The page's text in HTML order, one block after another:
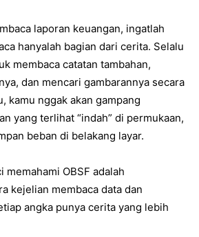
laporan keuangan, ingatlah
hanyalah bagian dari cerita. Selalu
membaca catatan tambahan,
dan mencari gambarannya secara
kamu nggak akan gampang
yang terlihat “indah” di permukaan,
beban di belakang layar.
memahami OBSF adalah
kejelian membaca data dan
angka punya cerita yang lebih